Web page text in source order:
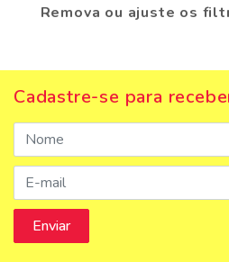
Remova ou ajuste os
Cadastre-se para